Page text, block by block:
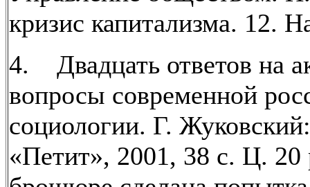
кризис капитализма. 12.
4. Двадцать ответов на
вопросы современной
социологии. Г.
«Петит», 2001, 38 с. Ц.